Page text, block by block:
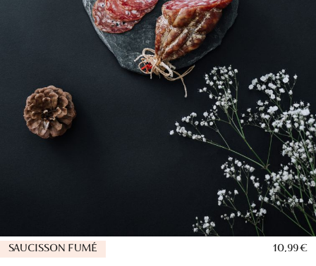
SAUCISSON FUMÉ 10,99 €